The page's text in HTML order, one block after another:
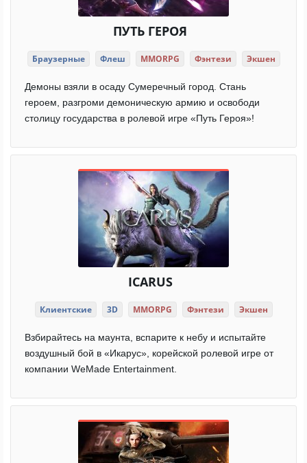
ПУТЬ ГЕРОЯ
Браузерные Флеш MMORPG Фэнтези Экшен
Демоны взяли в осаду Сумеречный город. Стань
героем, разгроми демоническую армию и освободи
столицу государства в ролевой игре «Путь Героя»!
ICARUS
Клиентские 3D MMORPG Фэнтези Экшен
Взбирайтесь на маунта, вспарите к небу и испытайте
воздушный бой в «Икарус», корейской ролевой игре от
компании WeMade Entertainment.